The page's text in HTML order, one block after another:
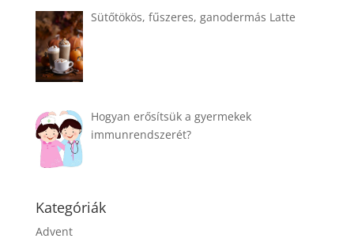
Sütőtökös, fűszeres, ganodermás Latte
Hogyan erősítsük a gyermekek
immunrendszerét?
Kategóriák
Advent